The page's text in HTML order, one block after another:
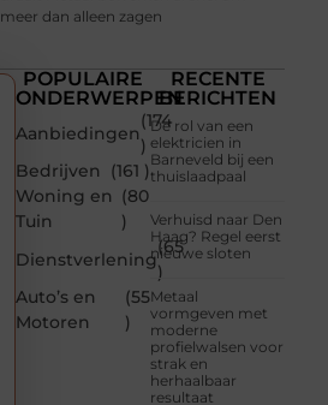
meer dan alleen zagen
POPULAIRE
ONDERWERPEN
Aanbiedingen
(174
)
Bedrijven
(161 )
Woning en
Tuin
(80
)
Dienstverlening
(65
)
Auto’s en
Motoren
(55
)
RECENTE
BERICHTEN
De rol van een
elektricien in
Barneveld bij een
thuislaadpaal
Verhuisd naar Den
Haag? Regel eerst
nieuwe sloten
Metaal
vormgeven met
moderne
profielwalsen voor
strak en
herhaalbaar
resultaat